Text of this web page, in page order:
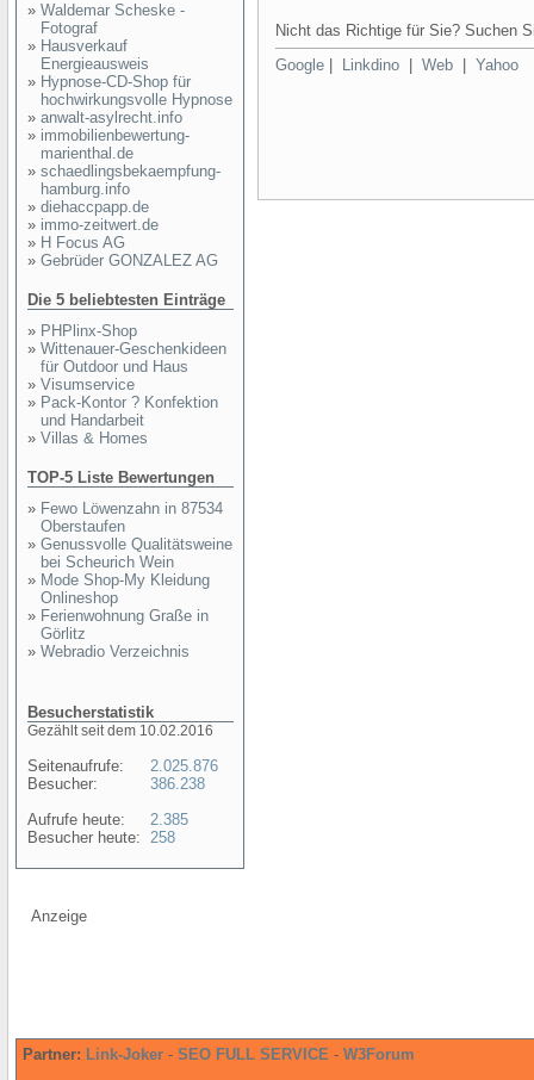
» Waldemar Scheske -
Fotograf
» Hausverkauf
Energieausweis
» Hypnose-CD-Shop für
hochwirkungsvolle Hypnose
» anwalt-asylrecht.info
» immobilienbewertung-
marienthal.de
» schaedlingsbekaempfung-
hamburg.info
» diehaccpapp.de
» immo-zeitwert.de
» H Focus AG
» Gebrüder GONZALEZ AG
Die 5 beliebtesten Einträge
» PHPlinx-Shop
» Wittenauer-Geschenkideen
für Outdoor und Haus
» Visumservice
» Pack-Kontor ? Konfektion
und Handarbeit
» Villas & Homes
TOP-5 Liste Bewertungen
» Fewo Löwenzahn in 87534
Oberstaufen
» Genussvolle Qualitätsweine
bei Scheurich Wein
» Mode Shop-My Kleidung
Onlineshop
» Ferienwohnung Graße in
Görlitz
» Webradio Verzeichnis
Besucherstatistik
Gezählt seit dem 10.02.2016
Seitenaufrufe:
Besucher:
Aufrufe heute:
Besucher heute:
2.025.876
386.238
2.385
258
Nicht das Richtige für Sie? Suchen
Google
Linkdino Web Yahoo
Anzeige
Partner: Link-Joker - SEO FULL SERVICE - W3Forum